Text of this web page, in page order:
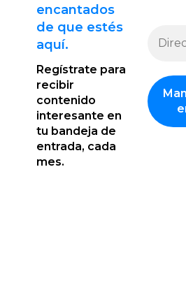
encantados
de que estés
aquí.
Regístrate para
recibir
contenido
interesante en
tu bandeja de
entrada, cada
mes.